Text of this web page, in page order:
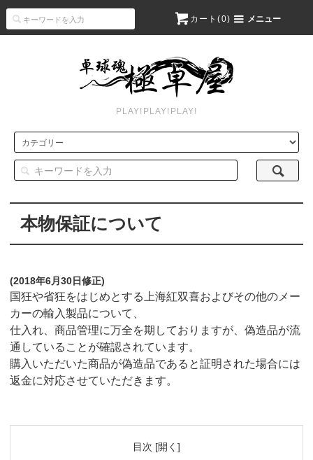
カート(0) メニュー
PLAY!PLAY!PLAY!
本物保証について
(2018年6月30日修正)
国狂や省狂をはじめとする上海紅双喜およびその他のメー
カーの輸入製品について、
仕入れ、商品管理に万全を期しておりますが、偽造品が流
通していることが確認されています。
購入いただいた商品が偽造品であると証明された場合には
返金に対応させていただきます。
目次 [開く ]